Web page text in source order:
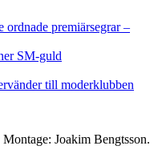
ordnade premiärsegrar –
SM-guld
till moderklubben
Joakim Bengtsson.